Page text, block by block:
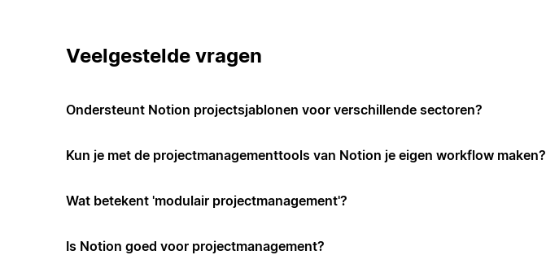
Veelgestelde vragen
Ondersteunt Notion projectsjablonen voor verschillende sectoren?
Kun je met de projectmanagementtools van Notion je eigen workflow maken?
Wat betekent 'modulair projectmanagement'?
Is Notion goed voor projectmanagement?